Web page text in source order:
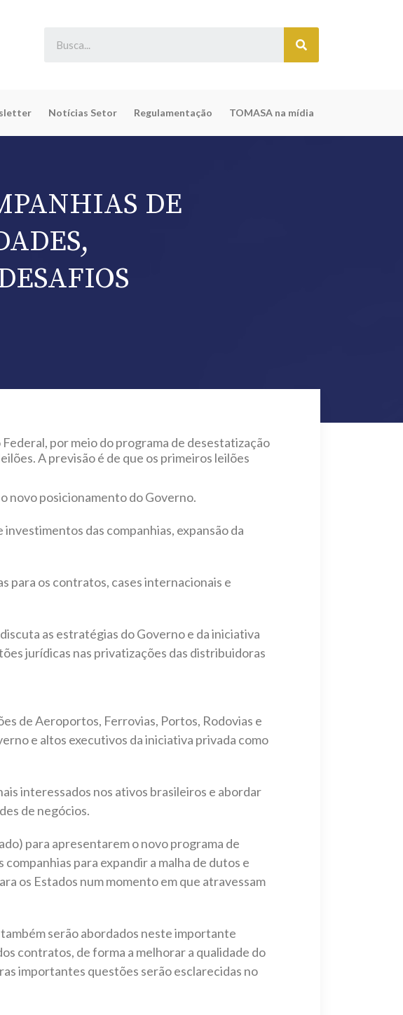
Notícias Setor Regulamentação TOMASA na mídia
DE
por meio do programa de desestatização
A previsão é de que os primeiros leilões
novo posicionamento do Governo.
das companhias, expansão da
para os contratos, cases internacionais e
as estratégias do Governo e da iniciativa
jurídicas nas privatizações das distribuidoras
de Aeroportos, Ferrovias, Portos, Rodovias e
e altos executivos da iniciativa privada como
interessados nos ativos brasileiros e abordar
de negócios.
para apresentarem o novo programa de
para expandir a malha de dutos e
os Estados num momento em que atravessam
serão abordados neste importante
contratos, de forma a melhorar a qualidade do
importantes questões serão esclarecidas no